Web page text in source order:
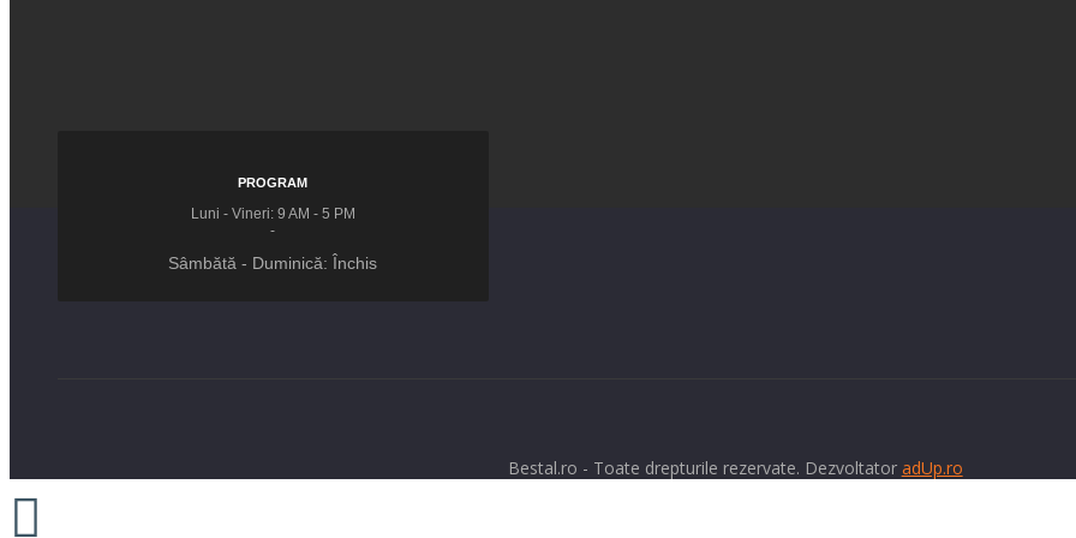
PROGRAM
Luni - Vineri: 9 AM - 5 PM
-
Sâmbătă - Duminică: Închis
Bestal.ro - Toate drepturile rezervate. Dezvoltator adUp.ro